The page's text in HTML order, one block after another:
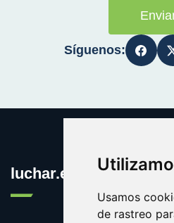
Usamos
de rastreo
Síguenos:
luchar.es